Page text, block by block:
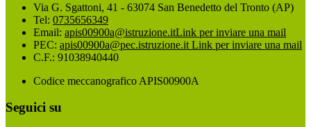
Via G. Sgattoni, 41 - 63074 San Benedetto del Tronto (AP)
Tel: 0735656349
Email: apis00900a@istruzione.itLink per inviare una mail
PEC: apis00900a@pec.istruzione.it Link per inviare una mail
C.F.: 91038940440
Codice meccanografico APIS00900A
Seguici su